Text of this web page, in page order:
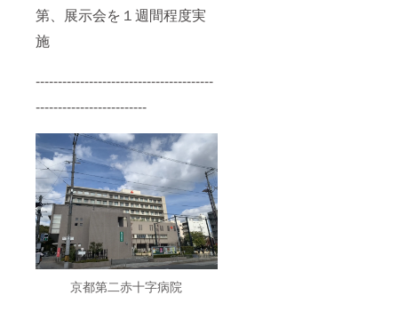
第、展示会を１週間程度実
施
----------------------------------------
-------------------------
京都第二赤十字病院